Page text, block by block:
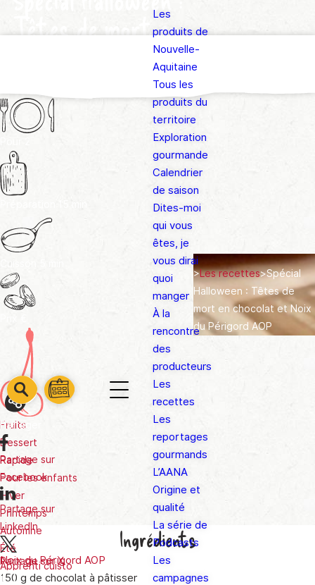
barre
barre
Les
produits de
Nouvelle-
Aquitaine
Tous les
produits du
territoire
Exploration
gourmande
Calendrier
de saison
Dites-moi
qui vous
êtes, je
vous dirai
quoi
manger
À la
rencontre
des
producteurs
Les
recettes
Les
reportages
gourmands
L’AANA
Origine et
qualité
La série de
Podcasts
Les
campagnes
Têtes de mort en
chocolat et Noix du
Périgord AOP
Fruits
Dessert
Rapide
Pour les enfants
Hiver
Printemps
Automne
Été
Apprenti cuisto
Partager
Partage sur
Facebook
Partage sur
LinkedIn
Partage sur X
>Les recettes>Spécial
Halloween : Têtes de
mort en chocolat et Noix
du Périgord AOP
Ingrédients
Noix du Périgord AOP
150 g de chocolat à pâtisser